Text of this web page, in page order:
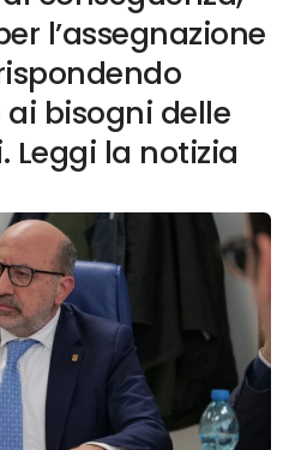
l’assegnazione
bisogni delle
la notizia